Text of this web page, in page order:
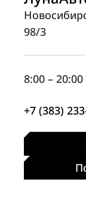
98/3
8:00 –
+7 (383)